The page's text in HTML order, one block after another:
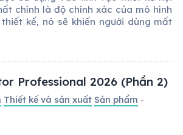
chính là độ chính xác của mô hình
kế, nó sẽ khiến người dùng mất
Professional 2026 (Phần 2)
Thiết kế và sản xuất Sản phẩm -